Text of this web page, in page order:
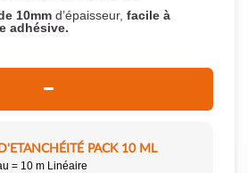
10mm d’épaisseur, facile à
adhésive.
PACK 10 ML
= 10 m Linéaire